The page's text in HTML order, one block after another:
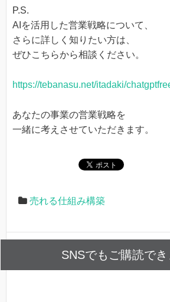
P.S.
AIを活用した営業戦略について、
さらに詳しく知りたい方は、
ぜひこちらから相談ください。
https://tebanasu.net/itadaki/
あなたの事業の営業戦略を
一緒に考えさせていただきます。
売れる仕組み構築
SNSでもご購読でき